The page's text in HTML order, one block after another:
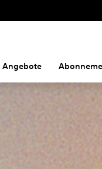
Angebote